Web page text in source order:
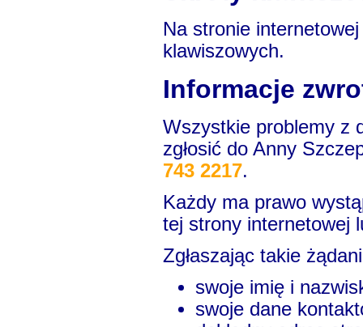
Na stronie
klawiszowych.
Informacje
Wszystkie problemy z
zgłosić do Anny
743 2217.
Każdy ma prawo
tej strony internetowej
Zgłaszając takie
swoje imię i
swoje dane